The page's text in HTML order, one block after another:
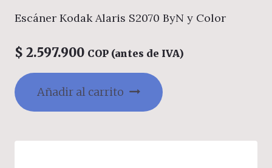
Escáner Kodak Alaris S2070 ByN y Color
$ 2.597.900 COP (antes de IVA)
Añadir al carrito